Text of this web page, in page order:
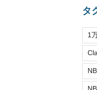
タ
1